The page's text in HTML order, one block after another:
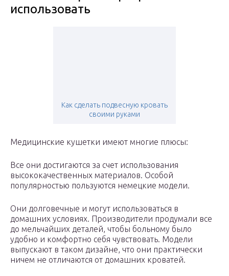
использовать
Как сделать подвесную кровать
своими руками
Медицинские кушетки имеют многие плюсы:
Все они достигаются за счет использования
высококачественных материалов. Особой
популярностью пользуются немецкие модели.
Они долговечные и могут использоваться в
домашних условиях. Производители продумали все
до мельчайших деталей, чтобы больному было
удобно и комфортно себя чувствовать. Модели
выпускают в таком дизайне, что они практически
ничем не отличаются от домашних кроватей.